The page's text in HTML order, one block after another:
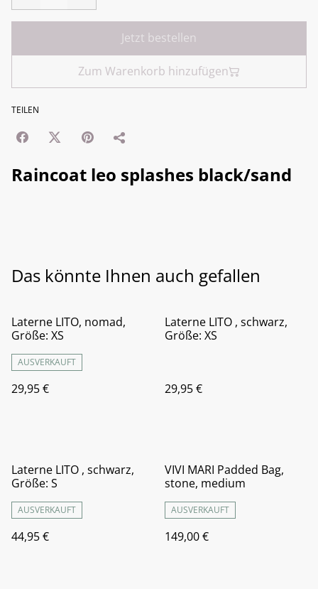
Jetzt bestellen
Zum Warenkorb hinzufügen
TEILEN
Raincoat leo splashes black/sand
Das könnte Ihnen auch gefallen
Laterne LITO, nomad,
Größe: XS
AUSVERKAUFT
29,95 €
Laterne LITO , schwarz,
Größe: XS
29,95 €
Laterne LITO , schwarz,
Größe: S
AUSVERKAUFT
44,95 €
VIVI MARI Padded Bag,
stone, medium
AUSVERKAUFT
149,00 €